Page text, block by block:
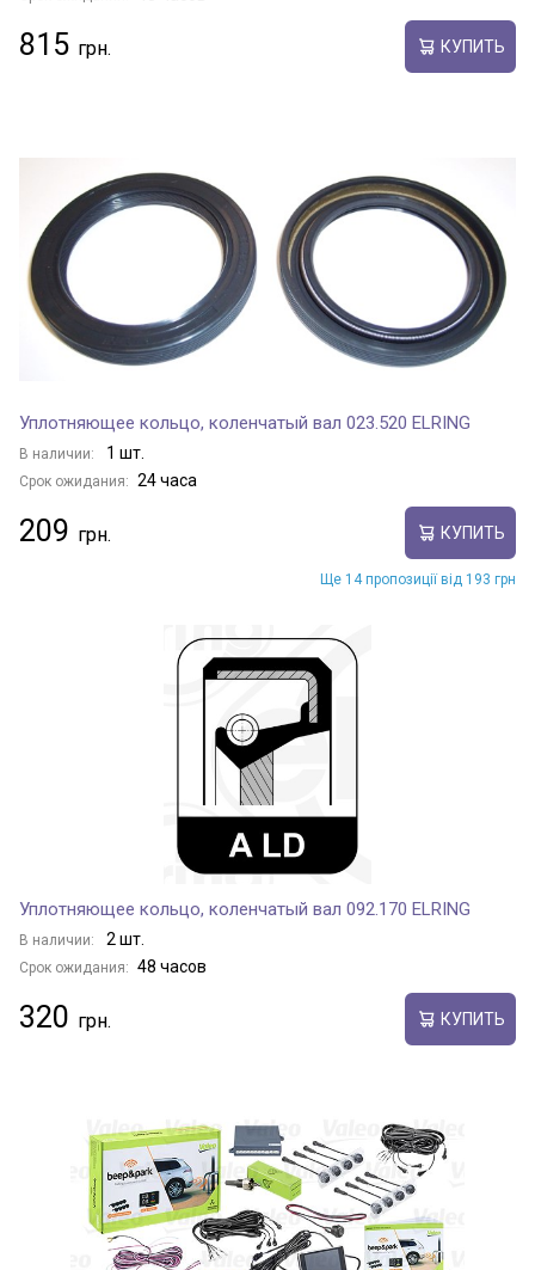
815 КУПИТЬ
Уплотняющее кольцо, коленчатый вал 023.520 ELRING
В наличии: 1 шт.
Срок ожидания: 24 часа
209 КУПИТЬ
Ще 14 пропозиції від 193 грн
Уплотняющее кольцо, коленчатый вал 092.170 ELRING
В наличии: 2 шт.
Срок ожидания: 48 часов
320 КУПИТЬ